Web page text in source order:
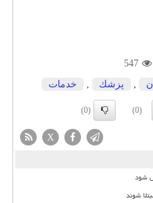
547
پزشك خدمات
(0)
(0)
X
شوند